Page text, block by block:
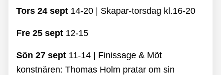
Tors 24 sept 14-20 | Skapar-torsdag kl.16-20
Fre 25 sept 12-15
Sön 27 sept 11-14 | Finissage & Möt
konstnären: Thomas Holm pratar om sin